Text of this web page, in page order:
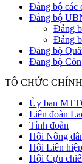
Đảng bộ các
Đảng bộ
Đảng
Đảng
Đảng bộ
Đảng bộ
TỔ CHỨC
Ủy ban
Liên đoàn
Tỉnh đoàn
Hội Nông
Hội Liên
Hội Cựu